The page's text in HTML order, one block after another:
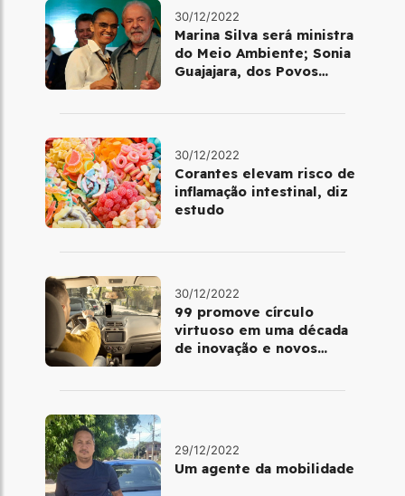
30/12/2022
Marina Silva será ministra
do Meio Ambiente; Sonia
Guajajara, dos Povos
30/12/2022
Corantes elevam risco de
inflamação intestinal, diz
estudo
30/12/2022
99 promove círculo
virtuoso em uma década
de inovação e novos
29/12/2022
Um agente da mobilidade